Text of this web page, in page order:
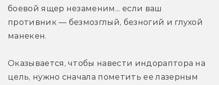
боевой ящер незаменим... если ваш
противник — безмозглый, безногий и глухой
манекен.
Оказывается, чтобы навести индораптора на
цель, нужно сначала пометить ее лазерным